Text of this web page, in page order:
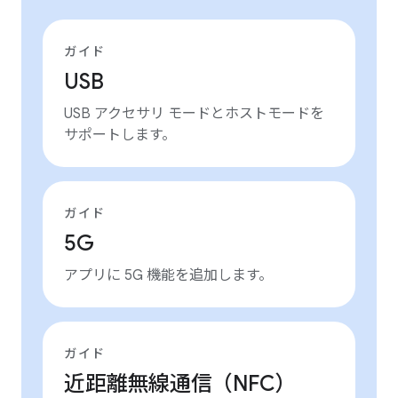
ガイド
USB
USB アクセサリ モードとホストモードを
サポートします。
ガイド
5G
アプリに 5G 機能を追加します。
ガイド
近距離無線通信（NFC）